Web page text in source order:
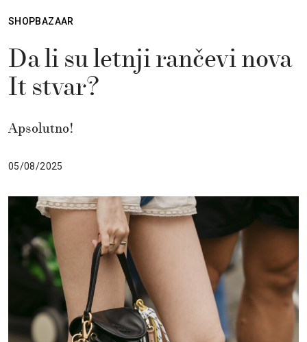
SHOPBAZAAR
Da li su letnji rančevi nova
It stvar?
Apsolutno!
05/08/2025